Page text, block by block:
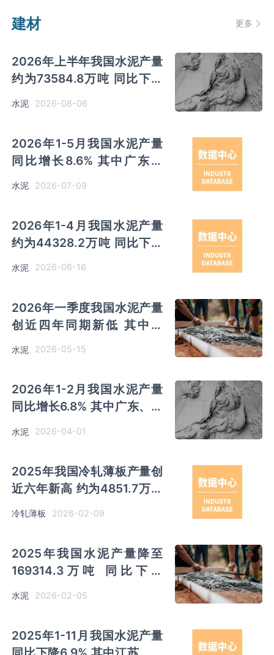
建材 更多
2026年上半年我国水泥产量
约为73584.8万吨 同比下降
8% 其中广东、浙江和安徽分
别排名前三
水泥 2026-08-06
2026年1-5月我国水泥产量
同比增长8.6% 其中广东以
4341.18万吨排名第一
水泥 2026-07-09
2026年1-4月我国水泥产量
约为44328.2万吨 同比下降
8.6% 其中广东、四川和浙江
分别排名前三
水泥 2026-06-16
2026年一季度我国水泥产量
创近四年同期新低 其中广
水泥 2026-05-15
2026年1-2月我国水泥产量
同比增长6.8% 其中广东、四
水泥 2026-04-01
2025年我国冷轧薄板产量创
近六年新高 约为4851.7万吨
同比增长6.9%
冷轧薄板 2026-02-09
2025年我国水泥产量降至
169314.3万吨 同比下降
6.9% 其中江苏以12305.29
万吨排名第一
水泥 2026-02-05
2025年1-11月我国水泥产量